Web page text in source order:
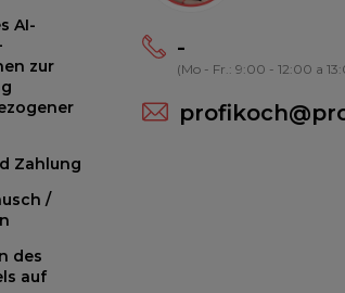
AI-
zur
Zahlung
/
des
auf
-
(Mo - Fr.: 9:00 - 12:00 a